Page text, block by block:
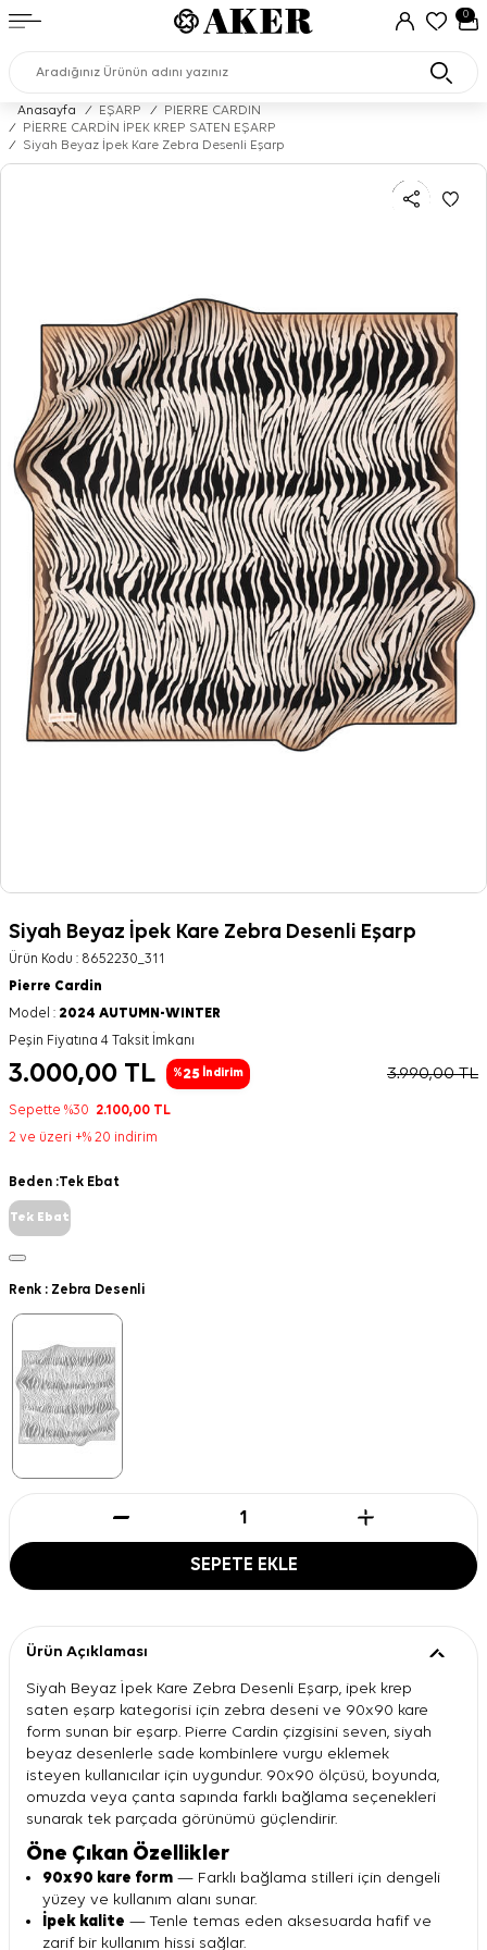
0
Anasayfa / EŞARP /
PIERRE CARDIN
/
PİERRE CARDİN İPEK KREP SATEN EŞARP
/
Siyah Beyaz İpek Kare Zebra Desenli Eşarp
Siyah Beyaz İpek Kare Zebra Desenli Eşarp
Ürün Kodu : 8652230_311
Pierre Cardin
Model : 2024 AUTUMN-WINTER
Peşin Fiyatına 4 Taksit İmkanı
3.000,00 TL %25 İndirim 3.990,00TL
Sepette %30 2.100,00 TL
2 ve üzeri +% 20 indirim
Beden :Tek Ebat
Tek Ebat
Renk : Zebra Desenli
SEPETE EKLE
Ürün Açıklaması
Siyah Beyaz İpek Kare Zebra Desenli Eşarp, ipek krep
saten eşarp kategorisi için zebra deseni ve 90x90 kare
form sunan bir eşarp. Pierre Cardin çizgisini seven, siyah
beyaz desenlerle sade kombinlere vurgu eklemek
isteyen kullanıcılar için uygundur. 90x90 ölçüsü, boyunda,
omuzda veya çanta sapında farklı bağlama seçenekleri
sunarak tek parçada görünümü güçlendirir.
Öne Çıkan Özellikler
90x90 kare form — Farklı bağlama stilleri için dengeli
yüzey ve kullanım alanı sunar.
İpek kalite — Tenle temas eden aksesuarda hafif ve
zarif bir kullanım hissi sağlar.